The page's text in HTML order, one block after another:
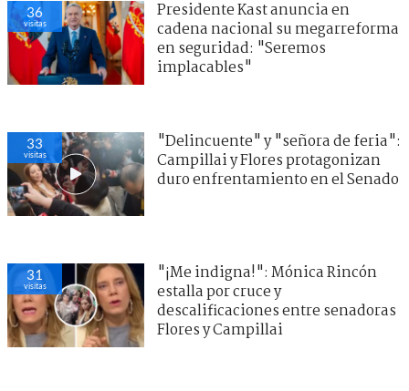
36
visitas
Presidente Kast anuncia en
cadena nacional su megarreforma
en seguridad: "Seremos
implacables"
33
visitas
"Delincuente" y "señora de feria":
Campillai y Flores protagonizan
duro enfrentamiento en el Senado
31
visitas
"¡Me indigna!": Mónica Rincón
estalla por cruce y
descalificaciones entre senadoras
Flores y Campillai